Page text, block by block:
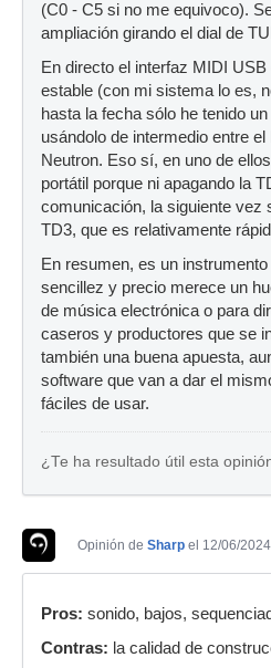
(C0 - C5 si no me equivoco).
ampliación girando el dial de
En directo el interfaz MIDI
estable (con mi sistema lo es,
hasta la fecha sólo he tenido
usándolo de intermedio entre el
Neutron. Eso sí, en uno de
portátil porque ni apagando la
comunicación, la siguiente vez
TD3, que es relativamente
En resumen, es un
sencillez y precio merece un
de música electrónica o para
caseros y productores que se
también una buena apuesta,
software que van a dar el
fáciles de usar.
¿Te ha resultado útil esta
Opinión de Sharp el 12/06/2024
Pros: sonido, bajos,
Contras: la calidad de